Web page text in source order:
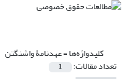
کلیدواژه‌ها =عهدنامۀ واشنگتن
تعداد مقالات: 1